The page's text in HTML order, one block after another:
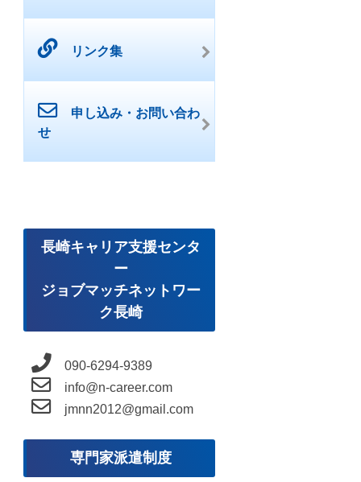
リンク集
申し込み・お問い合わ
せ
長崎キャリア支援センタ
ー
ジョブマッチネットワー
ク長崎
090-6294-9389
info@n-career.com
jmnn2012@gmail.com
専門家派遣制度